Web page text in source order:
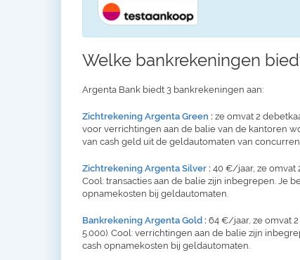
Welke bankrekeningen
Argenta Bank biedt 3 bankrekeningen aan:
Zichtrekening Argenta Green : ze omvat 2
voor verrichtingen aan de balie van de kantoren
van cash geld uit de geldautomaten van
Zichtrekening Argenta Silver : 40 €/jaar, ze omvat
Cool: transacties aan de balie zijn inbegrepen. Je
opnamekosten bij geldautomaten.
Bankrekening Argenta Gold : 64 €/jaar, ze omvat
5.000). Cool: verrichtingen aan de balie zijn
cash opnamekosten bij geldautomaten.